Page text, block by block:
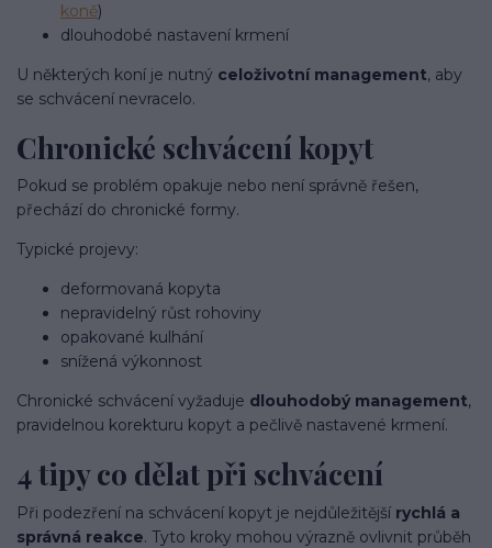
koně)
dlouhodobé nastavení krmení
U některých koní je nutný celoživotní management, aby
se schvácení nevracelo.
Chronické schvácení kopyt
Pokud se problém opakuje nebo není správně řešen,
přechází do chronické formy.
Typické projevy:
deformovaná kopyta
nepravidelný růst rohoviny
opakované kulhání
snížená výkonnost
Chronické schvácení vyžaduje dlouhodobý management,
pravidelnou korekturu kopyt a pečlivě nastavené krmení.
4 tipy co dělat při schvácení
Při podezření na schvácení kopyt je nejdůležitější rychlá a
správná reakce. Tyto kroky mohou výrazně ovlivnit průběh